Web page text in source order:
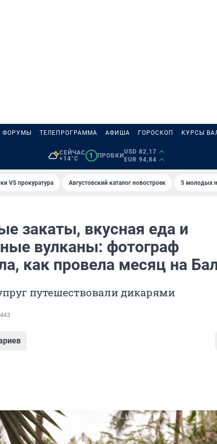
ФОРУМЫ ТЕЛЕПРОГРАММА АФИША ГОРОСКОП КУРСЫ
СЕЙЧАС
+14°C
1 ПРОБКИ
USD 82,17
EUR 94,84
VS прокуратура Августовский каталог новостроек 5 молодых
закаты, вкусная еда и
вулканы: фотограф
как провела месяц на
путешествовали дикарями